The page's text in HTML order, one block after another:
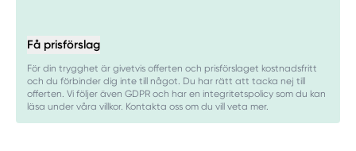
Få prisförslag
För din trygghet är givetvis offerten och prisförslaget kostnadsfritt
och du förbinder dig inte till något. Du har rätt att tacka nej till
offerten. Vi följer även GDPR och har en integritetspolicy som du kan
läsa under våra villkor. Kontakta oss om du vill veta mer.